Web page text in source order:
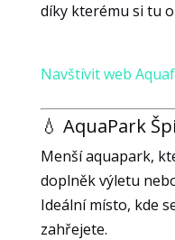
díky kterému si tu
Navštívit web
💧 AquaPark
Menší aquapark,
doplněk výletu
Ideální místo, kde
zahřejete.